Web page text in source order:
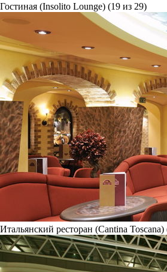
Гостиная (Insolito Lounge) (19 из 29)
Итальянский ресторан (Cantina Toscana)